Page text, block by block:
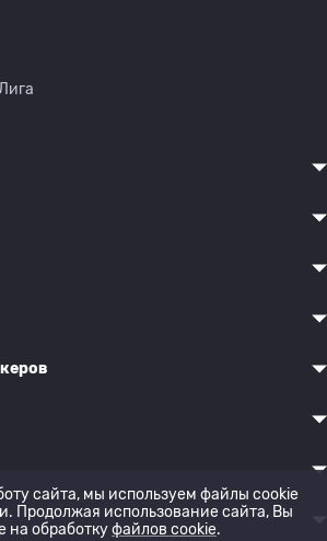
сайта, мы используем файлы cookie
Продолжая использование сайта, Вы
на обработкуфайлов cookie.